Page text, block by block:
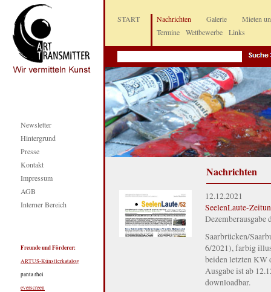
Newsletter
Hintergrund
Presse
Kontakt
Impressum
AGB
Interner Bereich
Freunde und Förderer:
ARTUS-Künstlerkatalog
panta rhei
everscreen
START
Nachrichten
Termine
Wettbewerbe Links
Galerie Mieten
Nachrichten
12.12.2021
SeelenLaute-
Saarbrücken/
6/2021), farbig
beiden letzten KW
Ausgabe ist ab
downloadbar.